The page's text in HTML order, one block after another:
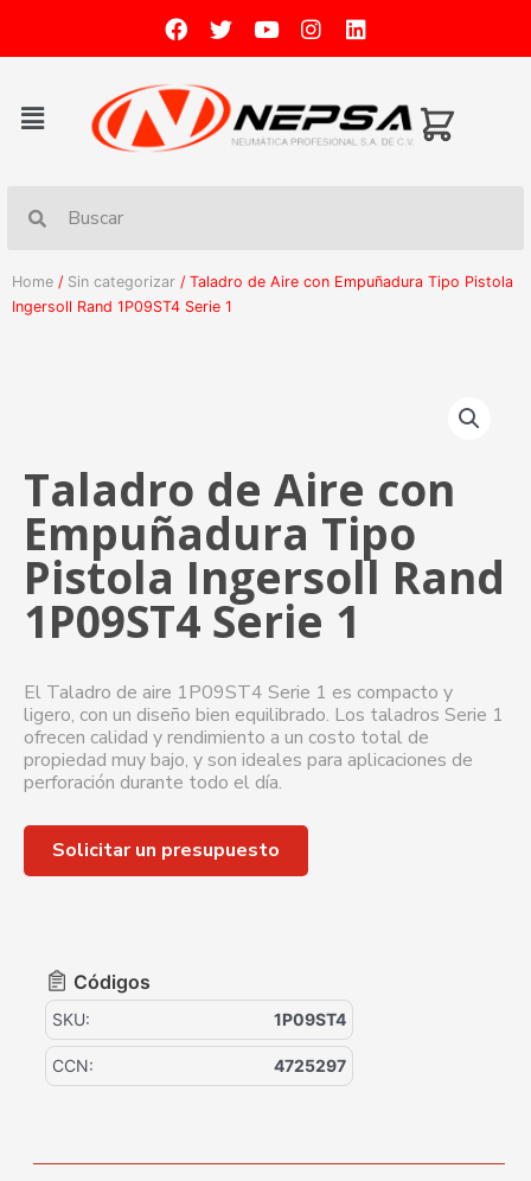
Home / Sin categorizar / Taladro de Aire con Empuñadura Tipo Pistola
Ingersoll Rand 1P09ST4 Serie 1
Taladro de Aire con
Empuñadura Tipo
Pistola Ingersoll Rand
1P09ST4 Serie 1
El Taladro de aire 1P09ST4 Serie 1 es compacto y
ligero, con un diseño bien equilibrado. Los taladros Serie 1
ofrecen calidad y rendimiento a un costo total de
propiedad muy bajo, y son ideales para aplicaciones de
perforación durante todo el día.
Solicitar un presupuesto
Códigos
SKU: 1P09ST4
CCN: 4725297